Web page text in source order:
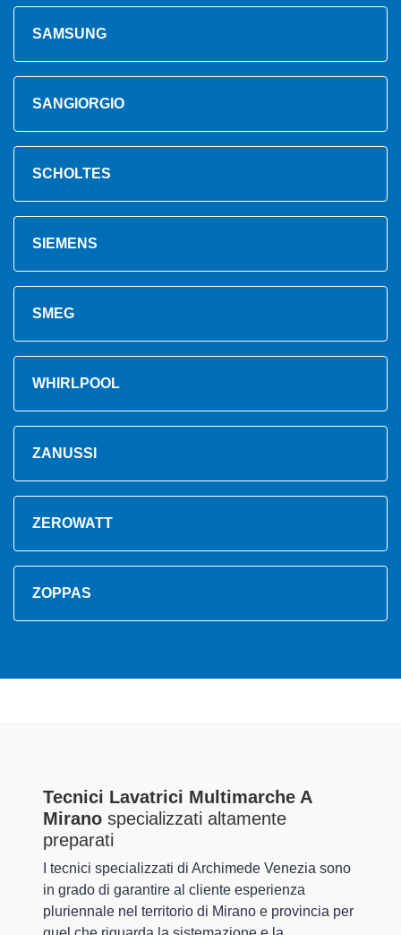
SAMSUNG
SANGIORGIO
SCHOLTES
SIEMENS
SMEG
WHIRLPOOL
ZANUSSI
ZEROWATT
ZOPPAS
Tecnici Lavatrici Multimarche A
Mirano specializzati altamente
preparati
I tecnici specializzati di Archimede Venezia sono
in grado di garantire al cliente esperienza
pluriennale nel territorio di Mirano e provincia per